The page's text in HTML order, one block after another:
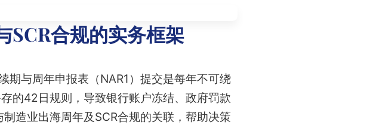
SCR合规的实务框架
期与周年申报表（NAR1）提交是每年不可绕
的42日规则，导致银行账户冻结、政府罚款
造业出海周年及SCR合规的关联，帮助决策